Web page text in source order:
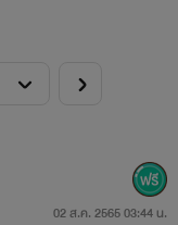
02 ส.ค. 2565 03:44 น.